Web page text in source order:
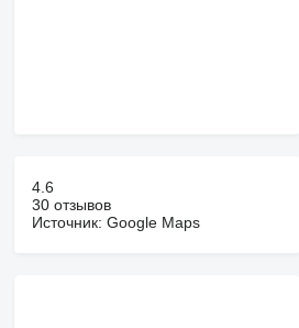
4.6
30 отзывов
Источник: Google Maps